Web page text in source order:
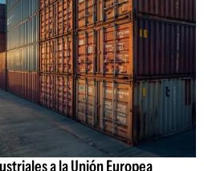
a la Unión Europea